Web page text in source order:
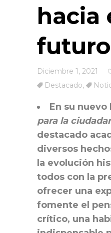
hacia
Diciembre 1, 2021
Destacado,
En su nuevo
para la
destacado
diversos
la evolución
todos con la
ofrecer una
fomente el
crítico, una